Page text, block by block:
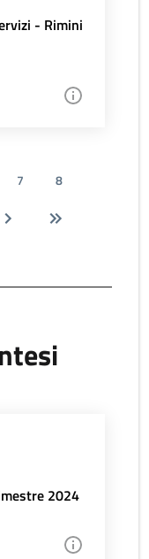
- Rimini
7
8
2024